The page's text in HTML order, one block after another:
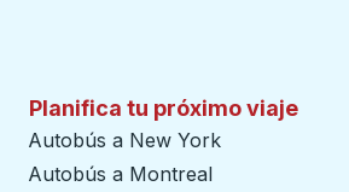
Planifica tu próximo viaje
Autobús a New York
Autobús a Montreal